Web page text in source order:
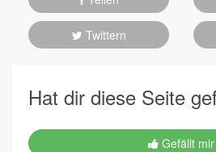
Twittern
Hat dir diese Seite
Gefällt mir